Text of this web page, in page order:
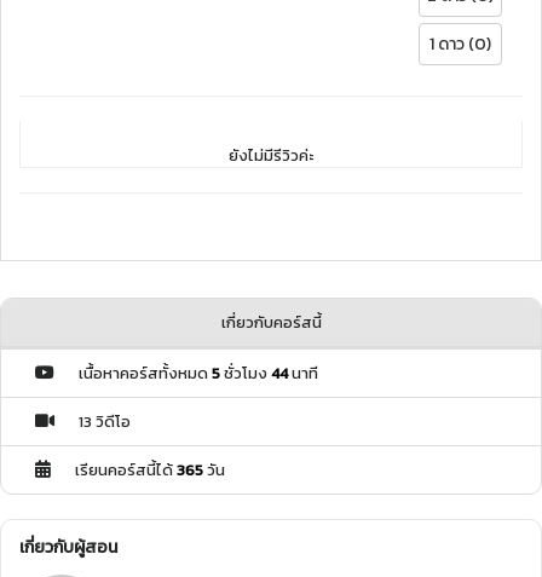
1 ดาว (0)
ยังไม่มีรีวิวค่ะ
เกี่ยวกับคอร์สนี้
เนื้อหาคอร์สทั้งหมด5ชั่วโมง 44นาที
13 วิดีโอ
เรียนคอร์สนี้ได้365วัน
เกี่ยวกับผู้สอน